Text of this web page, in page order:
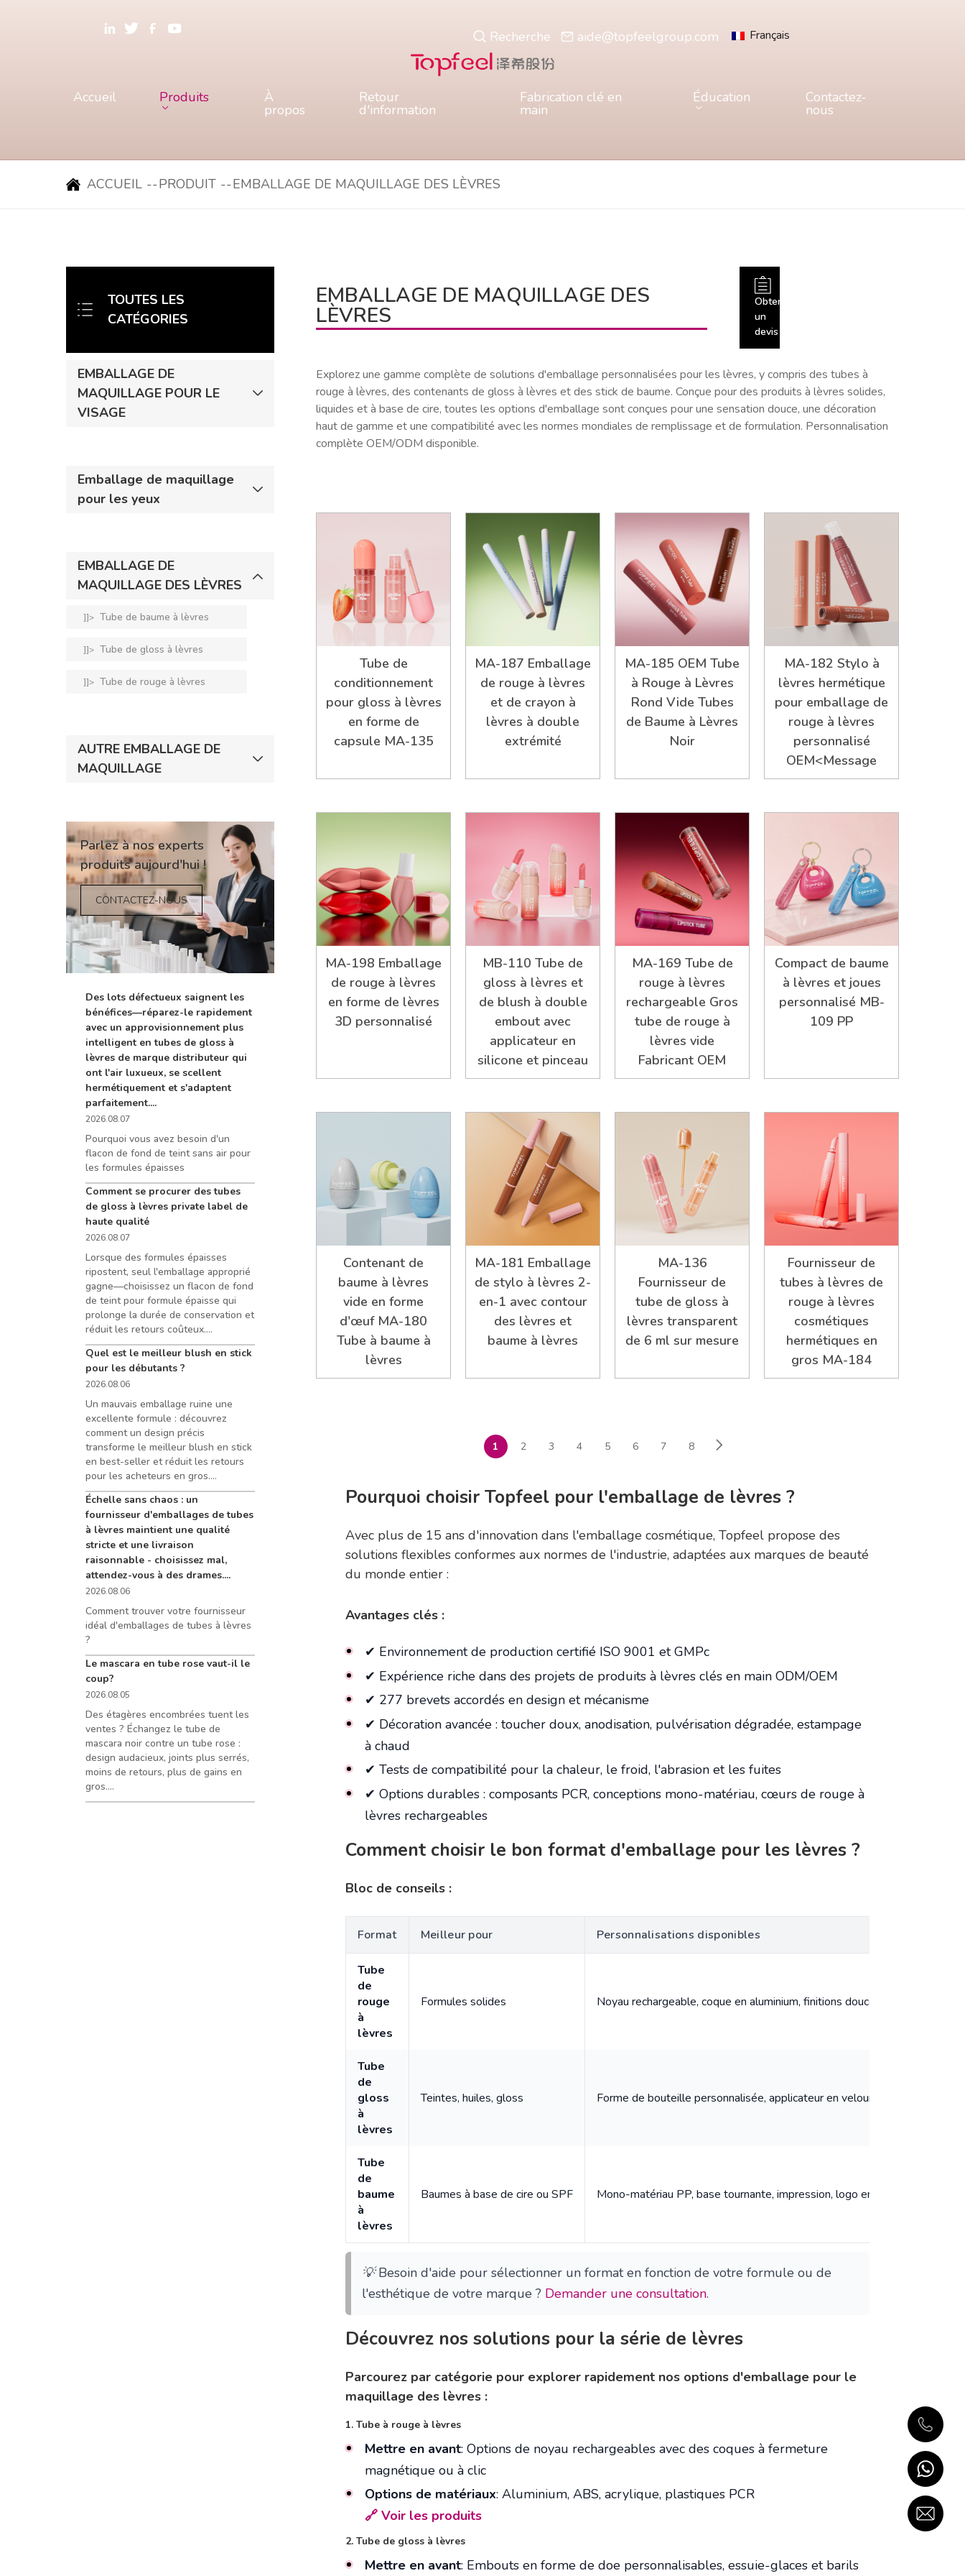
Recherche aide@topfeelgroup.com Français
Accueil Produits À
propos
Retour
d'information
Fabrication clé en
main
Éducation Contactez-
nous
ACCUEIL --PRODUIT --EMBALLAGE DE MAQUILLAGE DES LÈVRES
TOUTES LES
CATÉGORIES
EMBALLAGE DE
MAQUILLAGE POUR LE
VISAGE
Emballage de maquillage
pour les yeux
EMBALLAGE DE
MAQUILLAGE DES LÈVRES
]]> Tube de baume à lèvres
]]> Tube de gloss à lèvres
]]> Tube de rouge à lèvres
AUTRE EMBALLAGE DE
MAQUILLAGE
Parlez à nos experts
produits aujourd'hui !
CONTACTEZ-NOUS
Des lots défectueux saignent les
bénéfices—réparez-le rapidement
avec un approvisionnement plus
intelligent en tubes de gloss à
lèvres de marque distributeur qui
ont l'air luxueux, se scellent
hermétiquement et s'adaptent
parfaitement....
2026.08.07
Pourquoi vous avez besoin d'un
flacon de fond de teint sans air pour
les formules épaisses
Comment se procurer des tubes
de gloss à lèvres private label de
haute qualité
2026.08.07
Lorsque des formules épaisses
ripostent, seul l'emballage approprié
gagne—choisissez un flacon de fond
de teint pour formule épaisse qui
prolonge la durée de conservation et
réduit les retours coûteux....
Quel est le meilleur blush en stick
pour les débutants ?
2026.08.06
Un mauvais emballage ruine une
excellente formule : découvrez
comment un design précis
transforme le meilleur blush en stick
en best-seller et réduit les retours
pour les acheteurs en gros....
Échelle sans chaos : un
fournisseur d'emballages de tubes
à lèvres maintient une qualité
stricte et une livraison
raisonnable - choisissez mal,
attendez-vous à des drames....
2026.08.06
Comment trouver votre fournisseur
idéal d'emballages de tubes à lèvres
?
Le mascara en tube rose vaut-il le
coup?
2026.08.05
Des étagères encombrées tuent les
ventes ? Échangez le tube de
mascara noir contre un tube rose :
design audacieux, joints plus serrés,
moins de retours, plus de gains en
gros....
EMBALLAGE DE MAQUILLAGE DES
LÈVRES
Obtenir
un
devis
Explorez une gamme complète de solutions d'emballage personnalisées pour les lèvres, y compris des tubes à
rouge à lèvres, des contenants de gloss à lèvres et des stick de baume. Conçue pour des produits à lèvres solides,
liquides et à base de cire, toutes les options d'emballage sont conçues pour une sensation douce, une décoration
haut de gamme et une compatibilité avec les normes mondiales de remplissage et de formulation. Personnalisation
complète OEM/ODM disponible.
Tube de
conditionnement
pour gloss à lèvres
en forme de
capsule MA-135
MA-187 Emballage
de rouge à lèvres
et de crayon à
lèvres à double
extrémité
MA-185 OEM Tube
à Rouge à Lèvres
Rond Vide Tubes
de Baume à Lèvres
Noir
MA-182 Stylo à
lèvres hermétique
pour emballage de
rouge à lèvres
personnalisé
OEM<Message
MA-198 Emballage
de rouge à lèvres
en forme de lèvres
3D personnalisé
MB-110 Tube de
gloss à lèvres et
de blush à double
embout avec
applicateur en
silicone et pinceau
MA-169 Tube de
rouge à lèvres
rechargeable Gros
tube de rouge à
lèvres vide
Fabricant OEM
Compact de baume
à lèvres et joues
personnalisé MB-
109 PP
Contenant de
baume à lèvres
vide en forme
d'œuf MA-180
Tube à baume à
lèvres
MA-181 Emballage
de stylo à lèvres 2-
en-1 avec contour
des lèvres et
baume à lèvres
MA-136
Fournisseur de
tube de gloss à
lèvres transparent
de 6 ml sur mesure
Fournisseur de
tubes à lèvres de
rouge à lèvres
cosmétiques
hermétiques en
gros MA-184
1 2 3 4 5 6 7 8
Pourquoi choisir Topfeel pour l'emballage de lèvres ?
Avec plus de 15 ans d'innovation dans l'emballage cosmétique, Topfeel propose des
solutions flexibles conformes aux normes de l'industrie, adaptées aux marques de beauté
du monde entier :
Avantages clés :
✔ Environnement de production certifié ISO 9001 et GMPc
✔ Expérience riche dans des projets de produits à lèvres clés en main ODM/OEM
✔ 277 brevets accordés en design et mécanisme
✔ Décoration avancée : toucher doux, anodisation, pulvérisation dégradée, estampage
à chaud
✔ Tests de compatibilité pour la chaleur, le froid, l'abrasion et les fuites
✔ Options durables : composants PCR, conceptions mono-matériau, cœurs de rouge à
lèvres rechargeables
Comment choisir le bon format d'emballage pour les lèvres ?
Bloc de conseils :
Format Meilleur pour Personnalisations disponibles
Tube
de
rouge
à
lèvres
Formules solides Noyau rechargeable, coque en aluminium, finitions douce-au-touché ou
Tube
de
gloss
à
lèvres
Teintes, huiles, gloss Forme de bouteille personnalisée, applicateur en velours, PETG ou AS
Tube
de
baume
à
lèvres
Baumes à base de cire ou SPF Mono-matériau PP, base tournante, impression, logo en relief
💡Besoin d'aide pour sélectionner un format en fonction de votre formule ou de
l'esthétique de votre marque ? Demander une consultation.
Découvrez nos solutions pour la série de lèvres
Parcourez par catégorie pour explorer rapidement nos options d'emballage pour le
maquillage des lèvres :
1. Tube à rouge à lèvres
Mettre en avant: Options de noyau rechargeables avec des coques à fermeture
magnétique ou à clic
Options de matériaux: Aluminium, ABS, acrylique, plastiques PCR
🔗 Voir les produits
2. Tube de gloss à lèvres
Mettre en avant: Embouts en forme de doe personnalisables, essuie-glaces et barils